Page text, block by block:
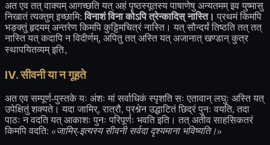
अत एव तत् वाक्यम् आगच्छति यत् अहं पृष्ठस्यूतस्य पाषाणेषु अन्यतमम् इव युष्मासु
निखातं त्यक्तुम् इच्छामि:विनाशं विना कोऽपि त्रेन्कादिस् नास्ति। प्रथमं किमपि
भङ्क्तुं हृदयम् अन्तरेण किमपि कुट्टिमचित्रं नास्ति। यत् सौन्दर्यं तिष्ठति तत् तत्
नास्ति यत् कदापि न विदीर्णम्, अपितु तत् अस्ति यत् अजानात् खण्डान् कुत्र
स्थापयितव्यम् इति。
IV. सीवनी या न गूहते
अत एव सम्पूर्ण-पुस्तके यः अंशः मां सर्वाधिकं स्पृशति सः एतावान् लघुः अस्ति यत्
उपेक्षितुं शक्यते। यदा जामिर्, रात्रौ, प्रश्नेन उद्घाटितं छिद्रं पुनः वयति, तदा
पाठः न वदति यत् आकाशः पुनः परिपूर्णः भवति इति। तत् अतीव साहसिकतरं
किमपि वदति: «जामिर्-इत्यस्य सीवनी सर्वदा दृश्यमाना भविष्यति।»